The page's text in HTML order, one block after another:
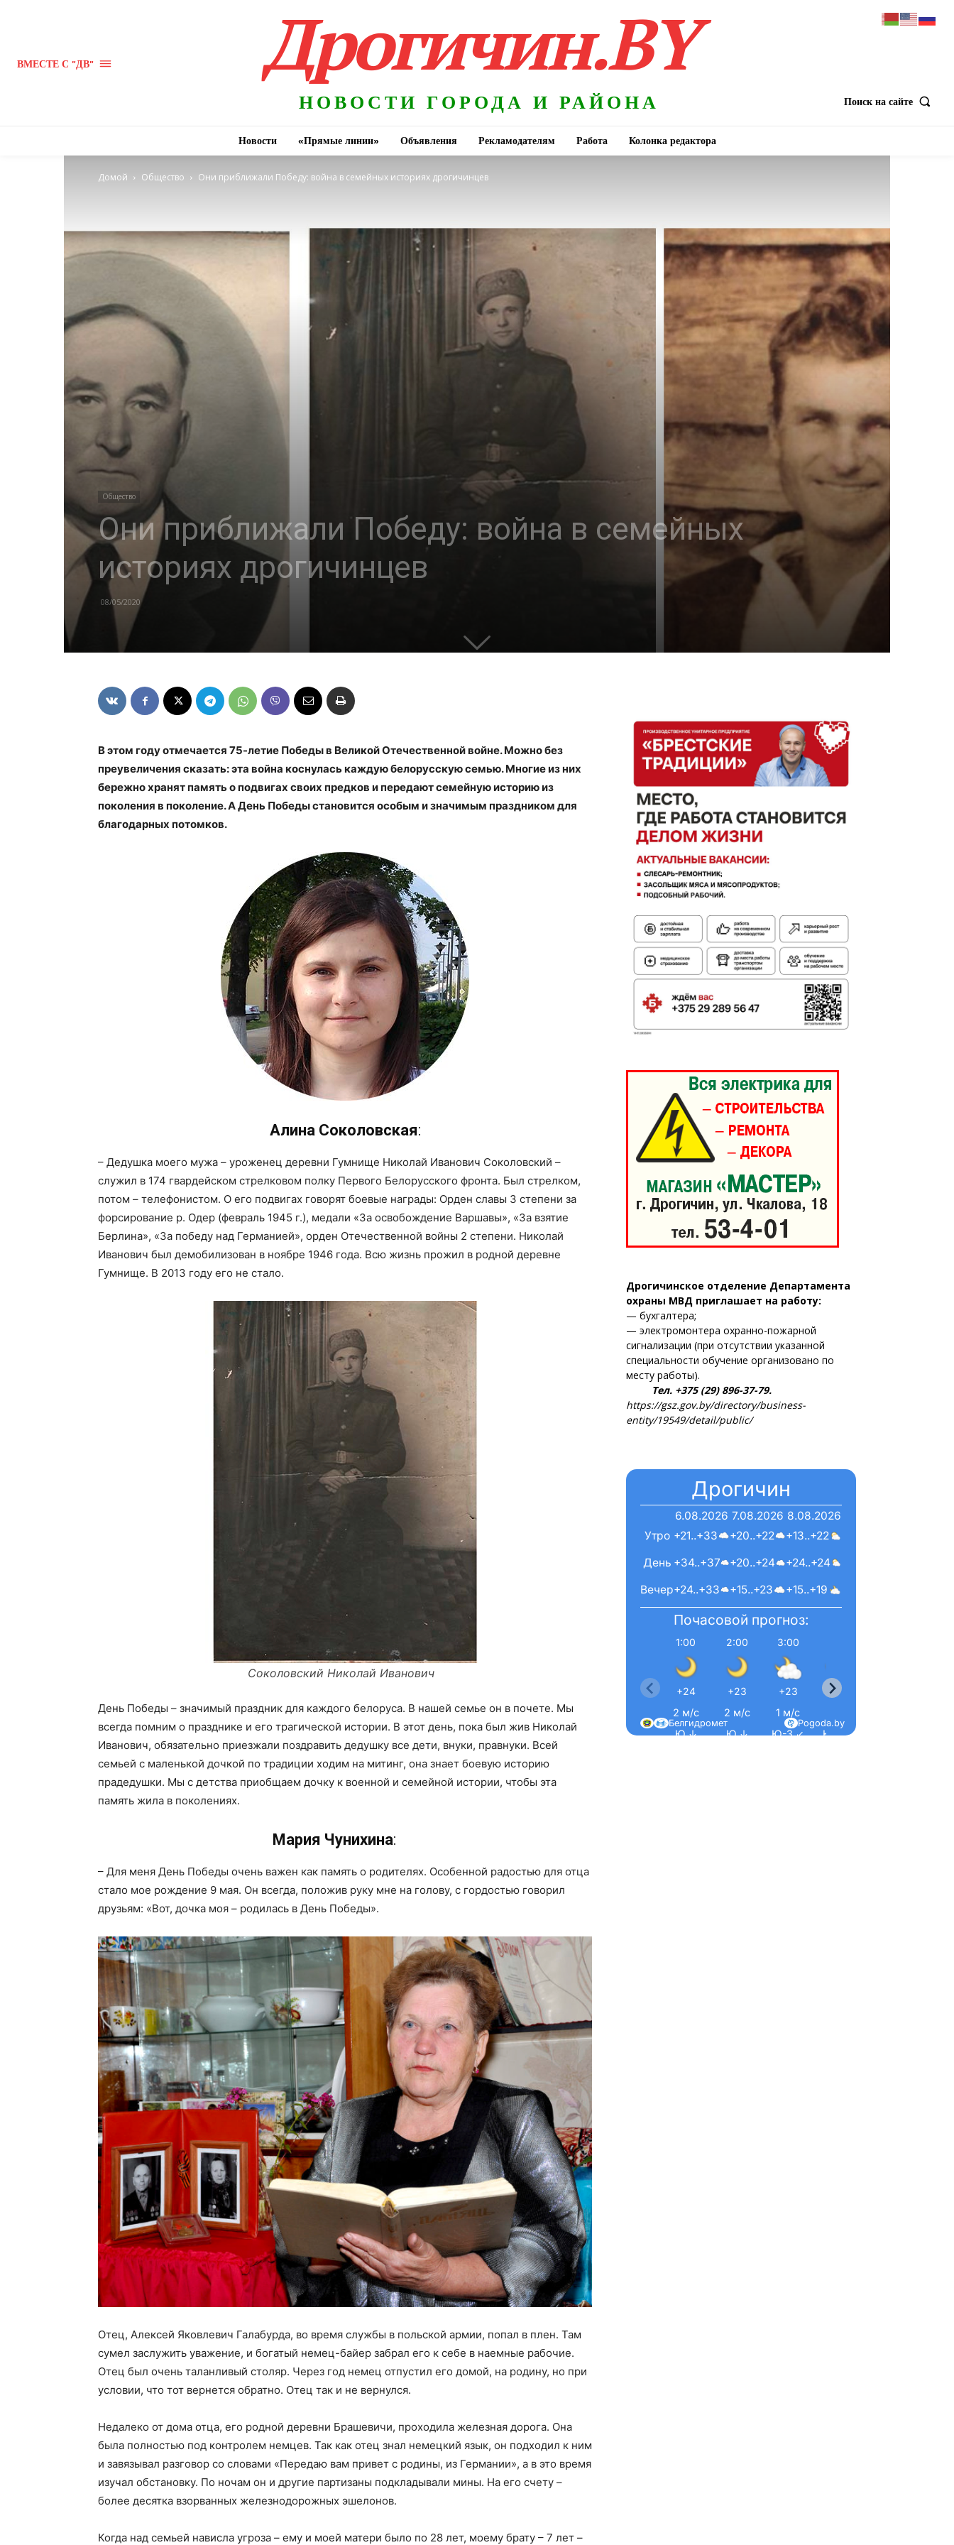
Газета
"Драгічынскі Веснік"
ПОДПИСАТЬСЯ
Редакция "ДВ"
Наша гісторыя
Правила использования материалов
ВМЕСТЕ С "ДВ" Дрогичин.BY
НОВОСТИ ГОРОДА И РАЙОНА Поиск на сайте
Новости «Прямые линии» Объявления Рекламодателям Работа Колонка редактора
Домой Общество Они приближали Победу: война в семейных историях дрогичинцев
Общество
Они приближали Победу: война в семейных
историях дрогичинцев
08/05/2020
В этом году отмечается 75-летие Победы в Великой Отечественной войне. Можно без
преувеличения сказать: эта война коснулась каждую белорусскую семью. Многие из них
бережно хранят память о подвигах своих предков и передают семейную историю из
поколения в поколение. А День Победы становится особым и значимым праздником для
благодарных потомков.
Алина Соколовская:
– Дедушка моего мужа – уроженец деревни Гумнище Николай Иванович Соколовский –
служил в 174 гвардейском стрелковом полку Первого Белорусского фронта. Был стрелком,
потом – телефонистом. О его подвигах говорят боевые награды: Орден славы 3 степени за
форсирование р. Одер (февраль 1945 г.), медали «За освобождение Варшавы», «За взятие
Берлина», «За победу над Германией», орден Отечественной войны 2 степени. Николай
Иванович был демобилизован в ноябре 1946 года. Всю жизнь прожил в родной деревне
Гумнище. В 2013 году его не стало.
Соколовский Николай Иванович
День Победы – значимый праздник для каждого белоруса. В нашей семье он в почете. Мы
всегда помним о празднике и его трагической истории. В этот день, пока был жив Николай
Иванович, обязательно приезжали поздравить дедушку все дети, внуки, правнуки. Всей
семьей с маленькой дочкой по традиции ходим на митинг, она знает боевую историю
прадедушки. Мы с детства приобщаем дочку к военной и семейной истории, чтобы эта
память жила в поколениях.
Мария Чунихина:
– Для меня День Победы очень важен как память о родителях. Особенной радостью для отца
стало мое рождение 9 мая. Он всегда, положив руку мне на голову, с гордостью говорил
друзьям: «Вот, дочка моя – родилась в День Победы».
Отец, Алексей Яковлевич Галабурда, во время службы в польской армии, попал в плен. Там
сумел заслужить уважение, и богатый немец-байер забрал его к себе в наемные рабочие.
Отец был очень таланливый столяр. Через год немец отпустил его домой, на родину, но при
условии, что тот вернется обратно. Отец так и не вернулся.
Недалеко от дома отца, его родной деревни Брашевичи, проходила железная дорога. Она
была полностью под контролем немцев. Так как отец знал немецкий язык, он подходил к ним
и завязывал разговор со словами «Передаю вам привет с родины, из Германии», а в это время
изучал обстановку. По ночам он и другие партизаны подкладывали мины. На его счету –
более десятка взорванных железнодорожных эшелонов.
Когда над семьей нависла угроза – ему и моей матери было по 28 лет, моему брату – 7 лет –
Дрогичинское отделение Департамента
охраны МВД приглашает на работу:
— бухгалтера;
— электромонтера охранно-пожарной
сигнализации (при отсутствии указанной
специальности обучение организовано по
месту работы).
Тел. +375 (29) 896-37-79.
https://gsz.gov.by/directory/business-
entity/19549/detail/public/
Дрогичин
6.08.2026
+21..+33
+34..+37
+24..+33
7.08.2026
+20..+22
+20..+24
+15..+23
8.08.2026
+13..+22
+24..+24
+15..+19
Вечер
День
Утро
Почасовой прогноз:
1:00
+24
2 м/с
Ю ↓
2:00
+23
2 м/с
Ю ↓
3:00
+23
1 м/с
Ю-З ↙
+22
Ю-З ↙
Pogoda.by
Белгидромет